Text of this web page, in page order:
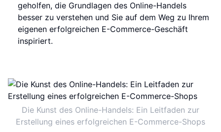
geholfen, die Grundlagen des Online-Handels
besser zu verstehen und Sie auf dem Weg zu Ihrem
eigenen erfolgreichen E-Commerce-Geschäft
inspiriert.
Die Kunst des Online-Handels: Ein Leitfaden zur
Erstellung eines erfolgreichen E-Commerce-Shops